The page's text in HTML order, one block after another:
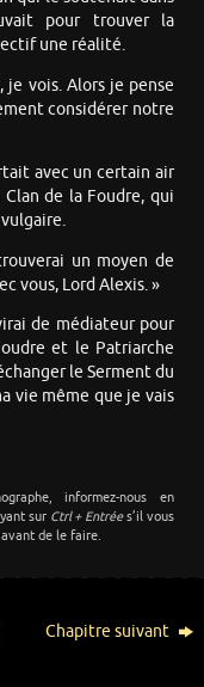
pour trouver la
une réalité.
je vois. Alors je pense
considérer notre
avec un certain air
de la Foudre, qui
un moyen de
vous, Lord Alexis. »
de médiateur pour
et le Patriarche
le Serment du
vie même que je vais
informez-nous en
sur Ctrl + Entrées’il vous
de le faire.
Chapitre suivant